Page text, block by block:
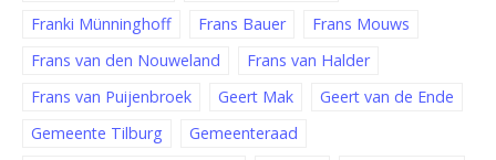
Franki Münninghoff
Frans Bauer
Frans Mouws
Frans van den Nouweland
Frans van Halder
Frans van Puijenbroek
Geert Mak
Geert van de Ende
Gemeente Tilburg
Gemeenteraad